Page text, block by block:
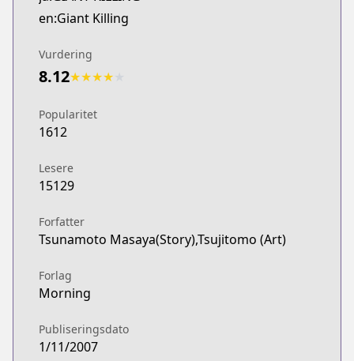
Comic Days
https://comic-days.com/episode/
Manga Planet
Manga Planet
https://read.mangaplanet.com/comic/
Kodansha
en:Giant Killing
Vurdering
8.12★★★★
Popularitet
1612
Lesere
15129
Forfatter
Tsunamoto Masaya(Story),Tsujitomo (Art)
Forlag
Morning
Publiseringsdato
1/11/2007